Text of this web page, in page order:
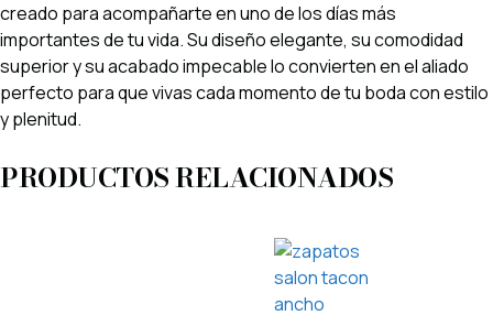
creado para acompañarte en uno de los días más
importantes de tu vida. Su diseño elegante, su comodidad
superior y su acabado impecable lo convierten en el aliado
perfecto para que vivas cada momento de tu boda con estilo
y plenitud.
PRODUCTOS RELACIONADOS